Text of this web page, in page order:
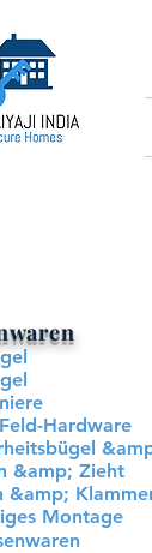
Hardware
&amp; Zieht
&amp;
Montage